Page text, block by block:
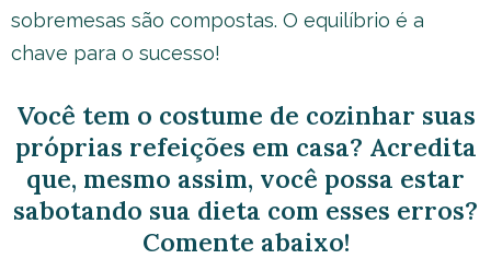
sobremesas são compostas. O equilíbrio é a
chave para o sucesso!
Você tem o costume de cozinhar suas
próprias refeições em casa? Acredita
que, mesmo assim, você possa estar
sabotando sua dieta com esses erros?
Comente abaixo!